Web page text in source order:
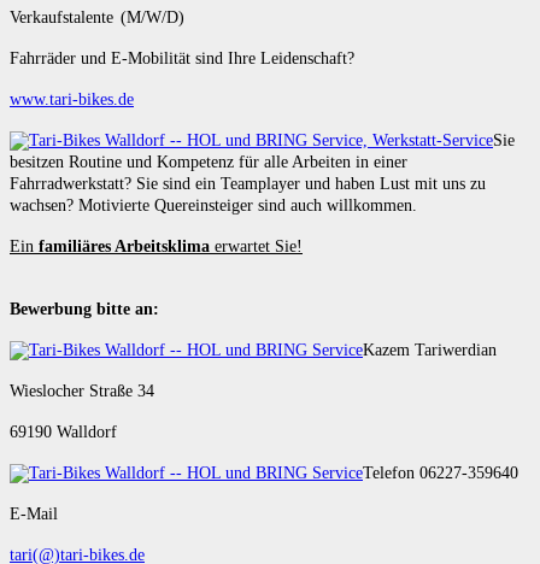
Verkaufstalente (M/W/D)
Fahrräder und E-Mobilität sind Ihre Leidenschaft?
www.tari-bikes.de
Sie
besitzen Routine und Kompetenz für alle Arbeiten in einer
Fahrradwerkstatt? Sie sind ein Teamplayer und haben Lust mit uns zu
wachsen? Motivierte Quereinsteiger sind auch willkommen.
Ein familiäres Arbeitsklima erwartet Sie!
Bewerbung bitte an:
Kazem Tariwerdian
Wieslocher Straße 34
69190 Walldorf
Telefon 06227-359640
E-Mail
tari(@)tari-bikes.de